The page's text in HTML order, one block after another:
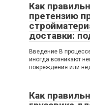
Как
претензию
доставки:
Введение В
иногда возникают
повреждения или
Как